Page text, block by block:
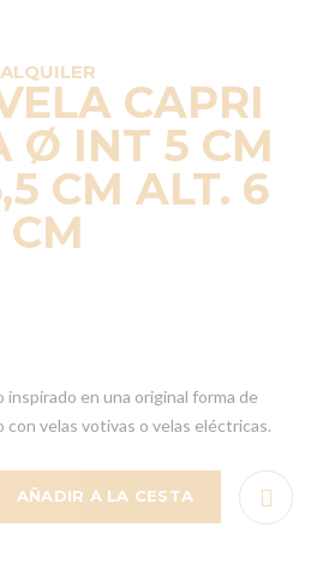
ALQUILER
CAPRI
Ø INT 5 CM
CM ALT. 6
CM
en una original forma de
con velas votivas o velas eléctricas.
AÑADIR A LA CESTA